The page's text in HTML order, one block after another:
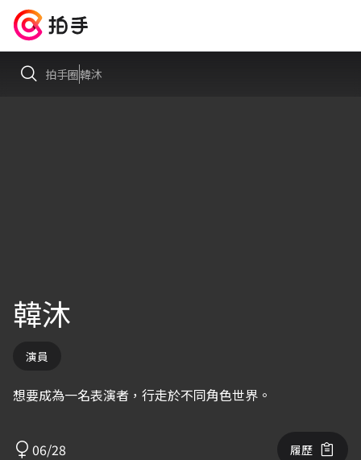
拍手圈韓沐
韓沐
演員
想要成為一名表演者，行走於不同角色世界。
06/28 履歷